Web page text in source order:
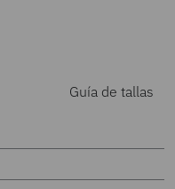
Guía de tallas